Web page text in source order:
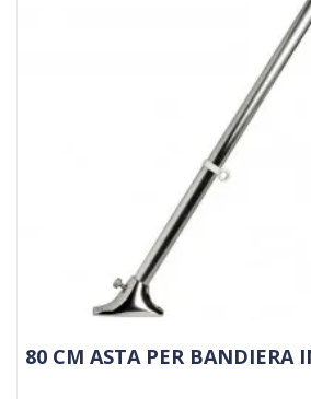
80 CM ASTA PER BANDIERA